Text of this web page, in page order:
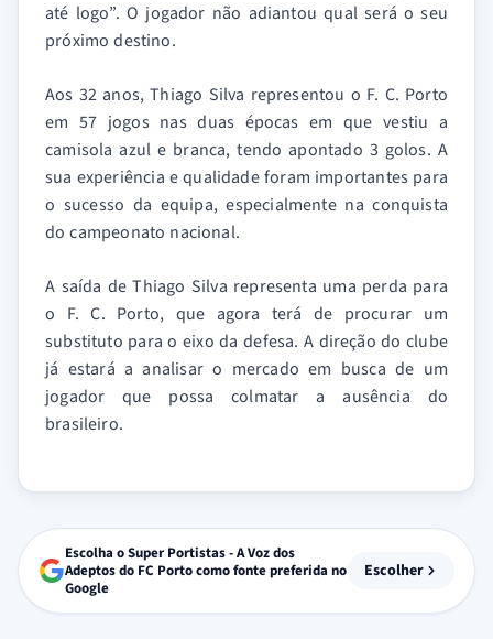
até logo”. O jogador não adiantou qual será o seu
próximo destino.
Aos 32 anos, Thiago Silva representou o F. C. Porto
em 57 jogos nas duas épocas em que vestiu a
camisola azul e branca, tendo apontado 3 golos. A
sua experiência e qualidade foram importantes para
o sucesso da equipa, especialmente na conquista
do campeonato nacional.
A saída de Thiago Silva representa uma perda para
o F. C. Porto, que agora terá de procurar um
substituto para o eixo da defesa. A direção do clube
já estará a analisar o mercado em busca de um
jogador que possa colmatar a ausência do
brasileiro.
Escolha o Super Portistas - A Voz dos
Adeptos do FC Porto como fonte preferida no
Google
Escolher